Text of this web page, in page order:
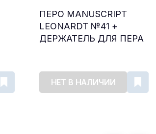
ПЕРО MANUSCRIPT
LEONARDT №41 +
ДЕРЖАТЕЛЬ ДЛЯ ПЕРА
НЕТ В НАЛИЧИИ